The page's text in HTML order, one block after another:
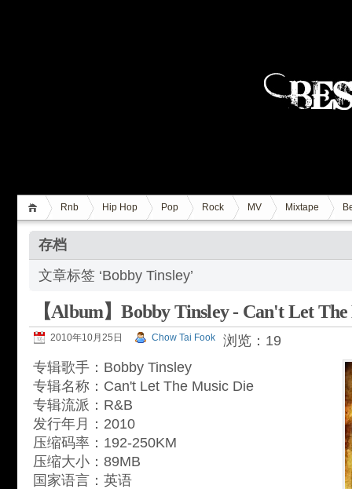
Rnb Hip Hop Pop Rock MV Mixtape
存档
文章标签 ‘Bobby Tinsley’
【Album】Bobby Tinsley - Can't Let
2010年10月25日 Chow Tai Fook
浏览：19
专辑歌手：Bobby Tinsley
专辑名称：Can't Let The Music Die
专辑流派：R&B
发行年月：2010
压缩码率：192-250KM
压缩大小：89MB
国家语言：英语